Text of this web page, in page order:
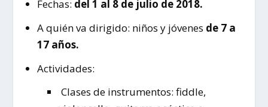
Fechas: del 1 al 8 de julio de 2018.
A quién va dirigido: niños y jóvenes de 7 a
17 años.
Actividades:
Clases de instrumentos: fiddle,